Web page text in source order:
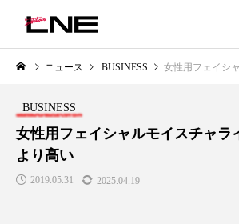
グローバルビューティ＆ヘルスケアビジネス誌
LIFESTYLE
ニュース BUSINESS 女性用フェイシャルモイ
BUSINESS
女性用フェイシャルモイスチャラ
より高い
2019.05.31 2025.04.19